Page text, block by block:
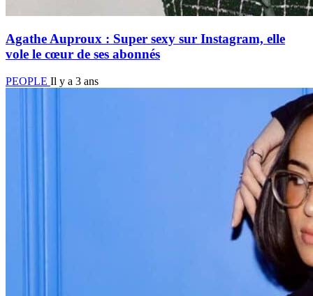
Agathe Auproux : Super sexy sur Instagram, elle
vole le cœur de ses abonnés
PEOPLE Il y a 3 ans